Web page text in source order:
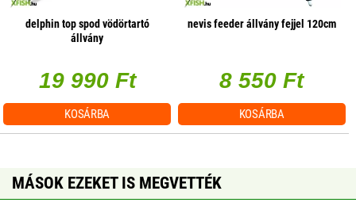
delphin top spod vödörtartó
állvány
19 990 Ft
KOSÁRBA
nevis feeder állvány fejjel 120cm
8 550 Ft
KOSÁRBA
MÁSOK EZEKET IS MEGVETTÉK